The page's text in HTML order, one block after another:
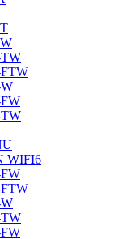
WIFI6